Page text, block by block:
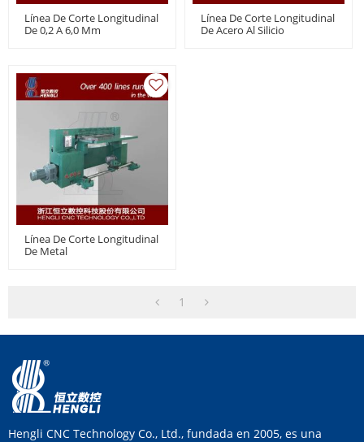
Línea De Corte Longitudinal
De 0,2 A 6,0 Mm
Línea De Corte Longitudinal
De Acero Al Silicio
Línea De Corte Longitudinal
De Metal
1
Hengli CNC Technology Co., Ltd., fundada en 2005, es una